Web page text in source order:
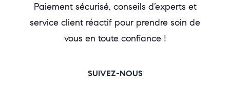
Paiement sécurisé, conseils d’experts et
service client réactif pour prendre soin de
vous en toute confiance !
SUIVEZ-NOUS